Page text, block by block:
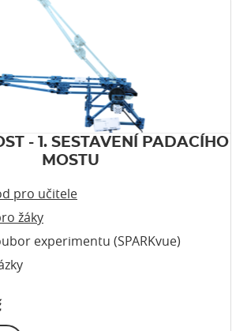
- 1. SESTAVENÍ PADACÍHO
MOSTU
pro učitele
žáky
experimentu (SPARKvue)